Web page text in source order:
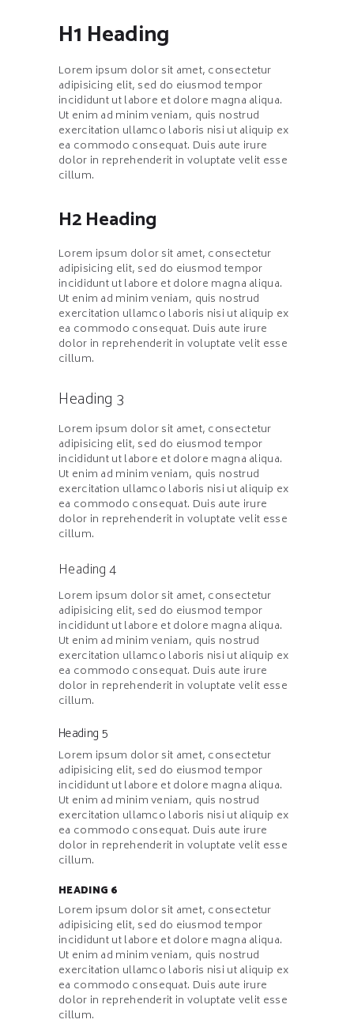
H1 Heading
Lorem ipsum dolor sit amet, consectetur
adipisicing elit, sed do eiusmod tempor
incididunt ut labore et dolore magna aliqua.
Ut enim ad minim veniam, quis nostrud
exercitation ullamco laboris nisi ut aliquip ex
ea commodo consequat. Duis aute irure
dolor in reprehenderit in voluptate velit esse
cillum.
H2 Heading
Lorem ipsum dolor sit amet, consectetur
adipisicing elit, sed do eiusmod tempor
incididunt ut labore et dolore magna aliqua.
Ut enim ad minim veniam, quis nostrud
exercitation ullamco laboris nisi ut aliquip ex
ea commodo consequat. Duis aute irure
dolor in reprehenderit in voluptate velit esse
cillum.
Heading 3
Lorem ipsum dolor sit amet, consectetur
adipisicing elit, sed do eiusmod tempor
incididunt ut labore et dolore magna aliqua.
Ut enim ad minim veniam, quis nostrud
exercitation ullamco laboris nisi ut aliquip ex
ea commodo consequat. Duis aute irure
dolor in reprehenderit in voluptate velit esse
cillum.
Heading 4
Lorem ipsum dolor sit amet, consectetur
adipisicing elit, sed do eiusmod tempor
incididunt ut labore et dolore magna aliqua.
Ut enim ad minim veniam, quis nostrud
exercitation ullamco laboris nisi ut aliquip ex
ea commodo consequat. Duis aute irure
dolor in reprehenderit in voluptate velit esse
cillum.
Heading 5
Lorem ipsum dolor sit amet, consectetur
adipisicing elit, sed do eiusmod tempor
incididunt ut labore et dolore magna aliqua.
Ut enim ad minim veniam, quis nostrud
exercitation ullamco laboris nisi ut aliquip ex
ea commodo consequat. Duis aute irure
dolor in reprehenderit in voluptate velit esse
cillum.
HEADING 6
Lorem ipsum dolor sit amet, consectetur
adipisicing elit, sed do eiusmod tempor
incididunt ut labore et dolore magna aliqua.
Ut enim ad minim veniam, quis nostrud
exercitation ullamco laboris nisi ut aliquip ex
ea commodo consequat. Duis aute irure
dolor in reprehenderit in voluptate velit esse
cillum.